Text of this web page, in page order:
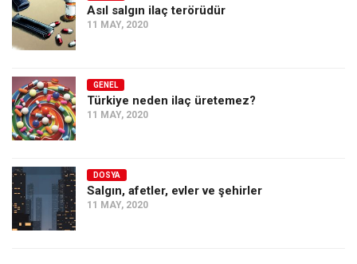
Asıl salgın ilaç terörüdür
11 MAY, 2020
GENEL
Türkiye neden ilaç üretemez?
11 MAY, 2020
DOSYA
Salgın, afetler, evler ve şehirler
11 MAY, 2020